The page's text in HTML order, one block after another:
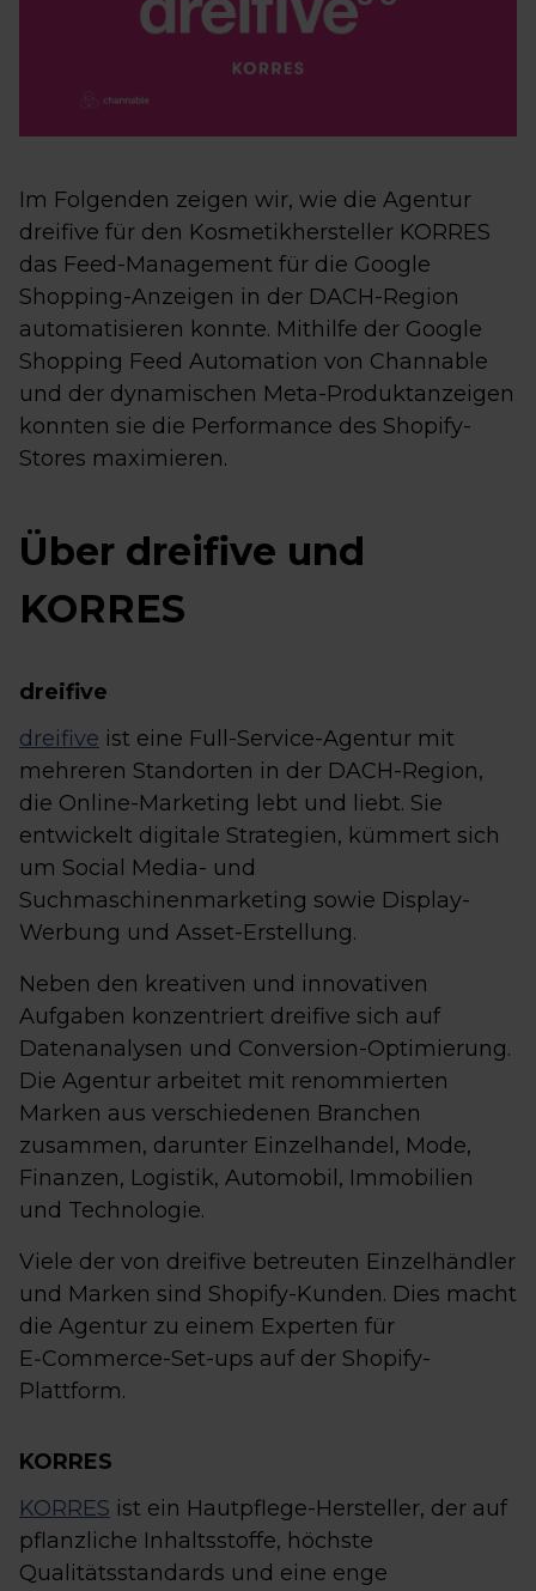
Im Folgenden zeigen wir, wie die Agentur
dreifive für den Kosmetikhersteller KORRES
das Feed-Management für die Google
Shopping-Anzeigen in der DACH-Region
automatisieren konnte. Mithilfe der Google
Shopping Feed Automation von Channable
und der dynamischen Meta-Produktanzeigen
konnten sie die Performance des Shopify-
Stores maximieren.
Über dreifive und
KORRES
dreifive
dreifive ist eine Full-Service-Agentur mit
mehreren Standorten in der DACH-Region,
die Online-Marketing lebt und liebt. Sie
entwickelt digitale Strategien, kümmert sich
um Social Media- und
Suchmaschinenmarketing sowie Display-
Werbung und Asset-Erstellung.
Neben den kreativen und innovativen
Aufgaben konzentriert dreifive sich auf
Datenanalysen und Conversion-Optimierung.
Die Agentur arbeitet mit renommierten
Marken aus verschiedenen Branchen
zusammen, darunter Einzelhandel, Mode,
Finanzen, Logistik, Automobil, Immobilien
und Technologie.
Viele der von dreifive betreuten Einzelhändler
und Marken sind Shopify-Kunden. Dies macht
die Agentur zu einem Experten für
E‑Commerce-Set-ups auf der Shopify-
Plattform.
KORRES
KORRES ist ein Hautpflege-Hersteller, der auf
pflanzliche Inhaltsstoffe, höchste
Qualitätsstandards und eine enge